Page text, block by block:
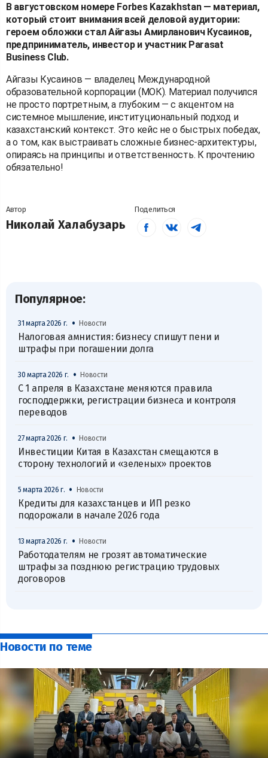
В августовском номере Forbes Kazakhstan — материал,
который стоит внимания всей деловой аудитории:
героем обложки стал Айгазы Амирланович Кусаинов,
предприниматель, инвестор и участник Parasat
Business Club.
Айгазы Кусаинов — владелец Международной
образовательной корпорации (МОК). Материал получился
не просто портретным, а глубоким — с акцентом на
системное мышление, институциональный подход и
казахстанский контекст. Это кейс не о быстрых победах,
а о том, как выстраивать сложные бизнес-архитектуры,
опираясь на принципы и ответственность. К прочтению
обязательно!
Автор
Николай Халабузарь
Поделиться
Популярное:
31 марта 2026 г. • Новости
Налоговая амнистия: бизнесу спишут пени и
штрафы при погашении долга
30 марта 2026 г. • Новости
С 1 апреля в Казахстане меняются правила
господдержки, регистрации бизнеса и контроля
переводов
27 марта 2026 г. • Новости
Инвестиции Китая в Казахстан смещаются в
сторону технологий и «зеленых» проектов
5 марта 2026 г. • Новости
Кредиты для казахстанцев и ИП резко
подорожали в начале 2026 года
13 марта 2026 г. • Новости
Работодателям не грозят автоматические
штрафы за позднюю регистрацию трудовых
договоров
Новости по теме